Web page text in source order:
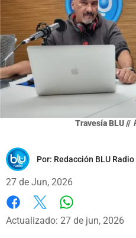
Travesía BLU //
Por: Redacción BLU Radio
27 de Jun, 2026
Facebook
X
Actualizado: 27 de jun, 2026